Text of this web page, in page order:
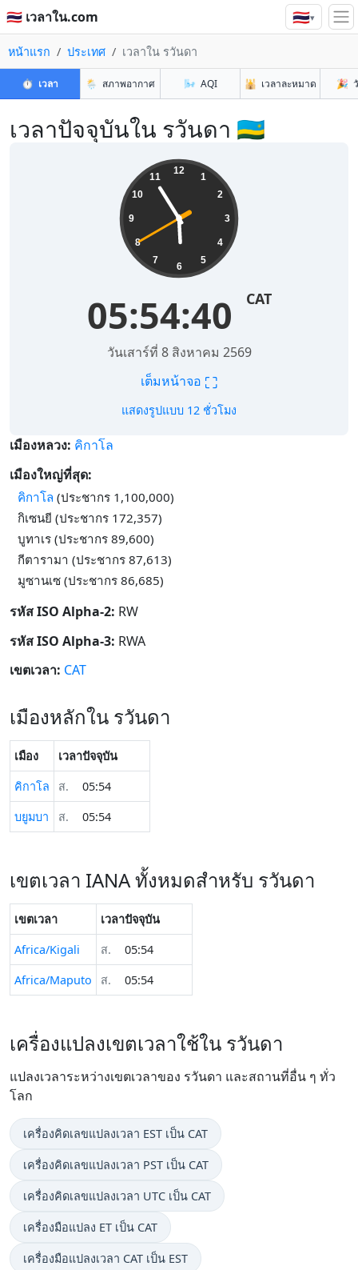
🇹🇭 เวลาใน.com 🇹🇭▾
หน้าแรก ประเทศ เวลาใน รวันดา
⏱️ เวลา 🌦️ สภาพอากาศ 🌬️ AQI 🕌 เวลาละหมาด 🎉
เวลาปัจจุบันใน รวันดา 🇷🇼
12
1
2
3
4
5
6
7
8
9
10
11
05:54:41 CAT
วันเสาร์ที่ 8 สิงหาคม 2569
เต็มหน้าจอ ⛶
แสดงรูปแบบ 12 ชั่วโมง
เมืองหลวง: คิกาโล
เมืองใหญ่ที่สุด:
คิกาโล (ประชากร 1,100,000)
กิเซนยี (ประชากร 172,357)
บูทาเร (ประชากร 89,600)
กีตารามา (ประชากร 87,613)
มูซานเซ (ประชากร 86,685)
รหัส ISO Alpha-2: RW
รหัส ISO Alpha-3: RWA
เขตเวลา: CAT
เมืองหลักใน รวันดา
เมือง
เวลาปัจจุบัน
คิกาโล
ส.
05:54
บยูมบา
ส. 05:54
เขตเวลา IANA ทั้งหมดสำหรับ รวันดา
เขตเวลา
เวลาปัจจุบัน
Africa/Kigali
ส.
05:54
Africa/Maputo
ส. 05:54
เครื่องแปลงเขตเวลาใช้ใน รวันดา
แปลงเวลาระหว่างเขตเวลาของ รวันดา และสถานที่อื่น ๆ ทั่ว
โลก
เครื่องคิดเลขแปลงเวลา EST เป็น CAT
เครื่องคิดเลขแปลงเวลา PST เป็น CAT
เครื่องคิดเลขแปลงเวลา UTC เป็น CAT
เครื่องมือแปลง ET เป็น CAT
เครื่องมือแปลงเวลา CAT เป็น EST